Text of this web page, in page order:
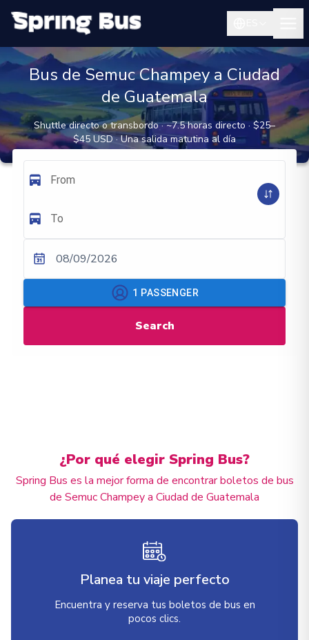
Bus de Semuc Champey a Ciudad
de Guatemala
Shuttle directo o transbordo · ~7.5 horas directo · $25–
$45 USD · Una salida matutina al día
From
To
08/09/2026
1 PASSENGER
Search
¿Por qué elegir Spring Bus?
Spring Bus es la mejor forma de encontrar boletos de bus
de Semuc Champey a Ciudad de Guatemala
Planea tu viaje perfecto
Encuentra y reserva tus boletos de bus en
pocos clics.